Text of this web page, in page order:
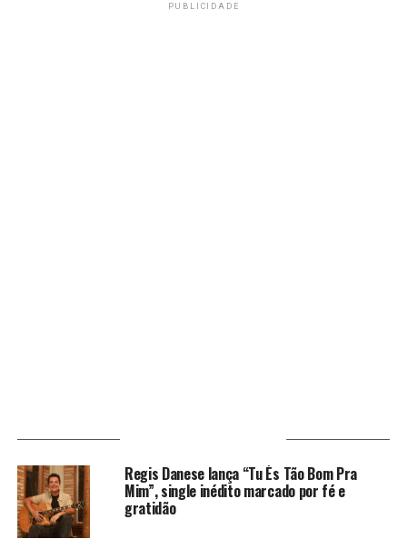
PUBLICIDADE
Regis Danese lança “Tu És Tão Bom Pra
Mim”, single inédito marcado por fé e
gratidão